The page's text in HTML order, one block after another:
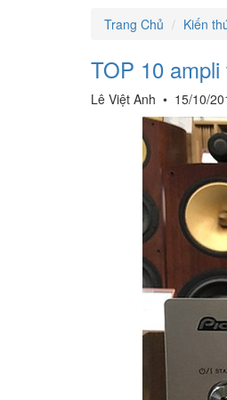
Trang Chủ
Kiến
TOP 10
Lê Việt Anh • 15/10/